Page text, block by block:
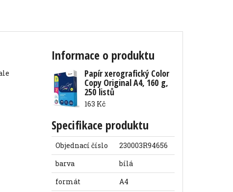
Informace o produktu
Papír xerografický Color
Copy Original A4, 160 g,
250 listů
163 Kč
Specifikace produktu
Objednací číslo
230003R94656
barva
bílá
formát
A4